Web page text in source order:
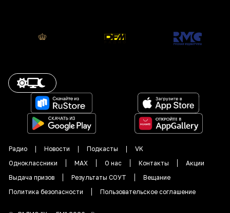
Радио Новости Подкасты
VK
Одноклассники
MAX О нас Контакты
Акции
Выдача призов
Результаты СОУТ
Вещание
Политика безопасности
Пользовательское соглашение